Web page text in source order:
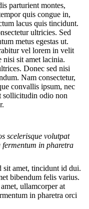
parturient montes,
quis congue in,
lacus quis tincidunt.
ultricies. Sed
metus egestas ut.
vel lorem in velit
nisi sit amet lacinia.
Donec sed nisi
Nam consectetur,
convallis ipsum, nec
sollicitudin odio non
scelerisque volutpat
in pharetra
sit amet, tincidunt id dui.
bibendum felis varius.
ullamcorper at
in pharetra orci